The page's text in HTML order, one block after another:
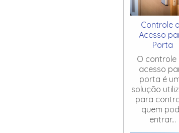
Controle
Acesso
Porta
O controle
acesso
porta é
solução
para
quem
entrar...